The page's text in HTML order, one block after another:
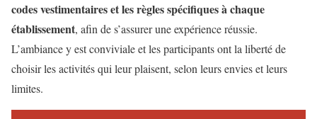
codes vestimentaires et les règles spécifiques à chaque
établissement, afin de s’assurer une expérience réussie.
L’ambiance y est conviviale et les participants ont la liberté de
choisir les activités qui leur plaisent, selon leurs envies et leurs
limites.